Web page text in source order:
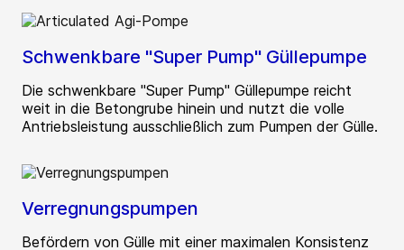
Schwenkbare "Super Pump" Güllepumpe
Die schwenkbare "Super Pump" Güllepumpe reicht
weit in die Betongrube hinein und nutzt die volle
Antriebsleistung ausschließlich zum Pumpen der Gülle.
Verregnungspumpen
Befördern von Gülle mit einer maximalen Konsistenz